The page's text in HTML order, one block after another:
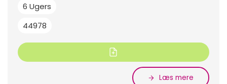
6 Ugers
44978
Læs mere